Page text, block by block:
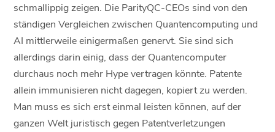
schmallippig zeigen. Die ParityQC-CEOs sind von den
ständigen Vergleichen zwischen Quantencomputing und
AI mittlerweile einigermaßen genervt. Sie sind sich
allerdings darin einig, dass der Quantencomputer
durchaus noch mehr Hype vertragen könnte. Patente
allein immunisieren nicht dagegen, kopiert zu werden.
Man muss es sich erst einmal leisten können, auf der
ganzen Welt juristisch gegen Patentverletzungen